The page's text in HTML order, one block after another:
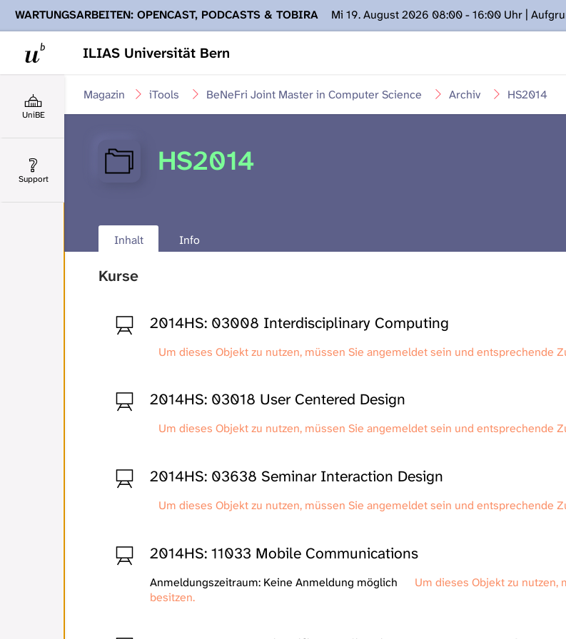
ILIAS Universität Bern
WARTUNGSARBEITEN: OPENCAST, PODCASTS & TOBIRA
Mi 19. August 2026 08:00 - 16:00 Uhr |
Ihnen Podcasts, Opencast-Videos und Tobira nicht zur Verfügung stehen. Kontakt: www.podcast.unibe.ch
UniBE
Support
HS2014
Archiv
BeNeFri Joint Master in Computer Science
iTools
Magazin
HS2014
Inhalt Info
Kurse
2014HS: 03008 Interdisciplinary Computing
Um dieses Objekt zu nutzen, müssen Sie angemeldet sein und entsprechende
2014HS: 03018 User Centered Design
Um dieses Objekt zu nutzen, müssen Sie angemeldet sein und entsprechende
2014HS: 03638 Seminar Interaction Design
Um dieses Objekt zu nutzen, müssen Sie angemeldet sein und entsprechende
2014HS: 11033 Mobile Communications
Anmeldungszeitraum: Keine Anmeldung möglich
Um dieses Objekt zu
besitzen.